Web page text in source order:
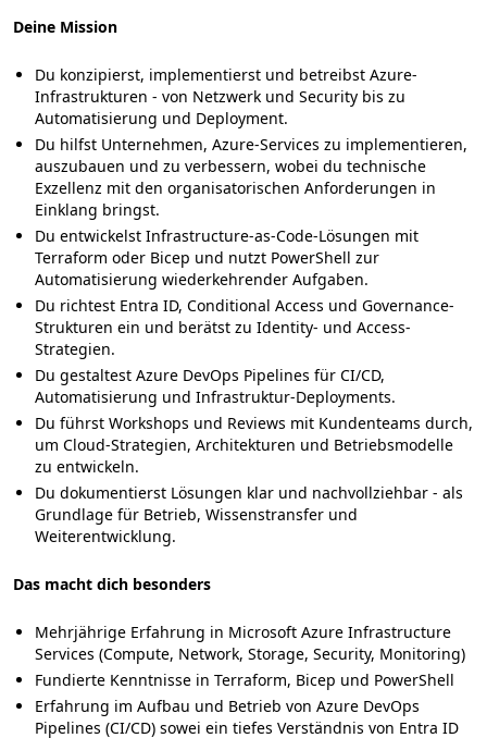
Deine Mission
Du konzipierst, implementierst und betreibst Azure-
Infrastrukturen - von Netzwerk und Security bis zu
Automatisierung und Deployment.
Du hilfst Unternehmen, Azure-Services zu implementieren,
auszubauen und zu verbessern, wobei du technische
Exzellenz mit den organisatorischen Anforderungen in
Einklang bringst.
Du entwickelst Infrastructure-as-Code-Lösungen mit
Terraform oder Bicep und nutzt PowerShell zur
Automatisierung wiederkehrender Aufgaben.
Du richtest Entra ID, Conditional Access und Governance-
Strukturen ein und berätst zu Identity- und Access-
Strategien.
Du gestaltest Azure DevOps Pipelines für CI/CD,
Automatisierung und Infrastruktur-Deployments.
Du führst Workshops und Reviews mit Kundenteams durch,
um Cloud-Strategien, Architekturen und Betriebsmodelle
zu entwickeln.
Du dokumentierst Lösungen klar und nachvollziehbar - als
Grundlage für Betrieb, Wissenstransfer und
Weiterentwicklung.
Das macht dich besonders
Mehrjährige Erfahrung in Microsoft Azure Infrastructure
Services (Compute, Network, Storage, Security, Monitoring)
Fundierte Kenntnisse in Terraform, Bicep und PowerShell
Erfahrung im Aufbau und Betrieb von Azure DevOps
Pipelines (CI/CD) sowei ein tiefes Verständnis von Entra ID